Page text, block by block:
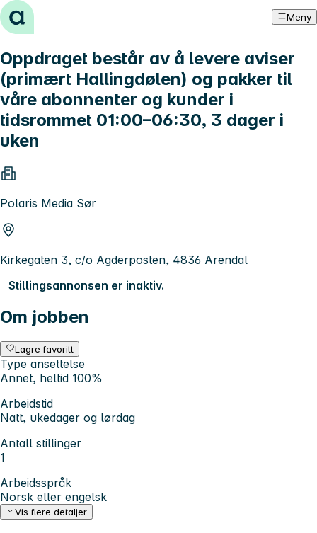
Hopp til innhold Meny
Oppdraget består av å levere aviser
(primært Hallingdølen) og pakker til
våre abonnenter og kunder i
tidsrommet 01:00–06:30, 3 dager i
uken
Polaris Media Sør
Kirkegaten 3, c/o Agderposten, 4836 Arendal
Stillingsannonsen er inaktiv.
Om jobben
Lagre favoritt
Type ansettelse
Annet, heltid 100%
Arbeidstid
Natt, ukedager og lørdag
Antall stillinger
1
Arbeidsspråk
Norsk eller engelsk
Vis flere detaljer